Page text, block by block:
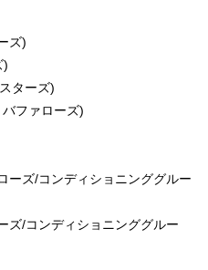
ズ)
)
ターズ)
ファローズ)
ーズ/コンディショニンググルー
ズ/コンディショニンググルー